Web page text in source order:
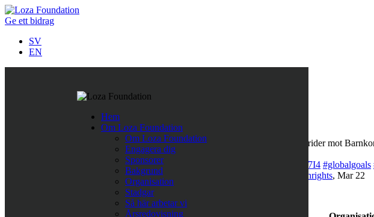
Ge ett bidrag
SV
EN
Hem
Om Loza Foundation
Om Loza Foundation
Engagera dig
Sponsorer
Bakgrund
Organisation
Stadgar
Så här arbetar vi
Årsredovisning
Följ oss på Twitter
Rättshaveri att papperslösa barn i Nordmakedonien nekas skolgång, det strider mot
https://t.co/ykvv8RhnqJ
https://t.co/fBWwTAVOh9
Företagssamarbete för minskad fattigdom i Europa.
https://t.co/LQegOKg7I4 #globalgoals
När människor får det bättrehttps://t.co/TegpmZdcSC #humanrights, Mar 22